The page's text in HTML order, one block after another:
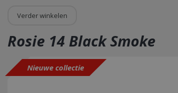
Verder winkelen
Rosie 14 Black Smoke
Nieuwe collectie